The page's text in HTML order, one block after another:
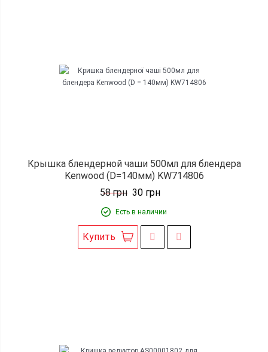
Крышка блендерной чаши 500мл для блендера
Kenwood (D=140мм) KW714806
58грн 30 грн
Есть в наличии
Купить